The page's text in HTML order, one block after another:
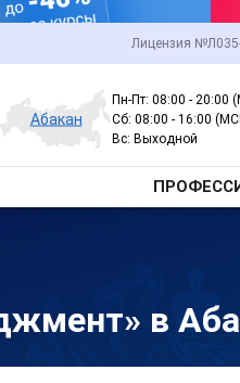
Лицензия
Абакан
Пн-Пт: 08:00 - 20:00
Сб: 08:00 - 16:00
Вс: Выходной
в